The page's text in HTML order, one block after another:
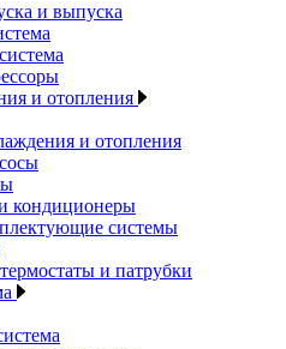
и выпуска
и отопления
и отопления
кондиционеры
системы
и патрубки